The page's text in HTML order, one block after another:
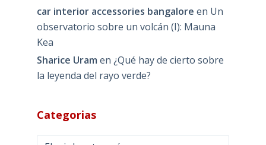
car interior accessories bangalore en Un
observatorio sobre un volcán (I): Mauna
Kea
Sharice Uram en ¿Qué hay de cierto sobre
la leyenda del rayo verde?
Categorias
Categorias